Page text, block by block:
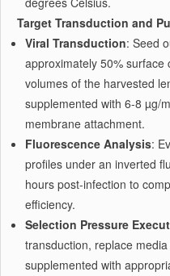
Target Transduction and
Viral Transduction: Seed
approximately 50% surface
volumes of the harvested
supplemented with 6-8 µg/
membrane attachment.
Fluorescence Analysis:
profiles under an inverted
hours post-infection to
efficiency.
Selection Pressure
transduction, replace
supplemented with